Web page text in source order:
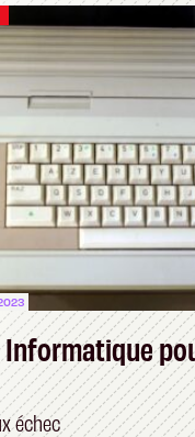
Informatique
échec